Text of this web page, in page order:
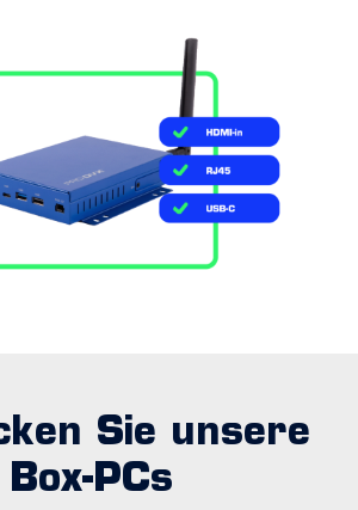
Sie unsere
Box-PCs